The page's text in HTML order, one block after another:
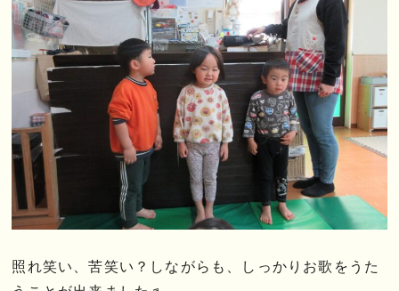
照れ笑い、苦笑い？しながらも、しっかりお歌をうた